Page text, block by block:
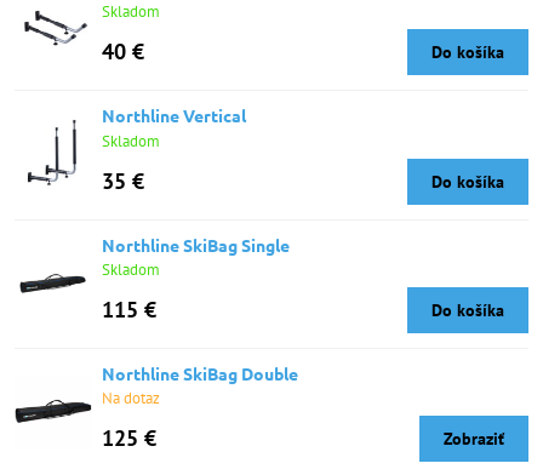
Skladom
40 € Do košíka
Northline Vertical
Skladom
35 € Do košíka
Northline SkiBag Single
Skladom
115 € Do košíka
Northline SkiBag Double
Na dotaz
125 € Zobraziť